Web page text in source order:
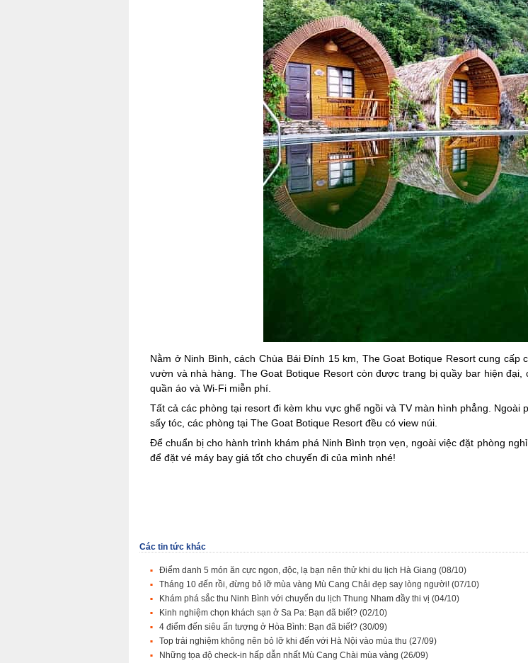
Nằm ở Ninh Bình, cách Chùa Bái Đính 15 km, The Goat Botique Resort cung
vườn và nhà hàng. The Goat Botique Resort còn được trang bị quầy bar hiện
quần áo và Wi-Fi miễn phí.
Tất cả các phòng tại resort đi kèm khu vực ghế ngồi và TV màn hình phẳng.
sấy tóc, các phòng tại The Goat Botique Resort đều có view núi.
Để chuẩn bị cho hành trình khám phá Ninh Bình trọn vẹn, ngoài việc đặt phòng
để đặt vé máy bay giá tốt cho chuyến đi của mình nhé!
Các tin tức khác
Điểm danh 5 món ăn cực ngon, độc, lạ bạn nên thử khi du lịch Hà Giang (08/10)
Tháng 10 đến rồi, đừng bỏ lỡ mùa vàng Mù Cang Chải đẹp say lòng người! (07/10)
Khám phá sắc thu Ninh Bình với chuyến du lịch Thung Nham đầy thi vị (04/10)
Kinh nghiệm chọn khách sạn ở Sa Pa: Bạn đã biết? (02/10)
4 điểm đến siêu ấn tượng ở Hòa Bình: Bạn đã biết? (30/09)
Top trải nghiệm không nên bỏ lỡ khi đến với Hà Nội vào mùa thu (27/09)
Những tọa độ check-in hấp dẫn nhất Mù Cang Chài mùa vàng (26/09)